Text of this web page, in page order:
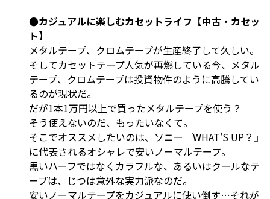
●カジュアルに楽しむカセットライフ【中古・カセッ
ト】
メタルテープ、クロムテープが生産終了して久しい。
そしてカセットテープ人気が再燃している今、メタル
テープ、クロムテープは投資物件のように高騰してい
るのが現状だ。
だが1本1万円以上で買ったメタルテープを使う？
そう使えないのだ、もったいなくて。
そこでオススメしたいのは、ソニー『WHAT'S UP？』
に代表されるオシャレで安いノーマルテープ。
黒いハーフではなくカラフルな、あるいはクールなテ
ープは、じつは意外な実力派なのだ。
安いノーマルテープをカジュアルに使い倒す…それが